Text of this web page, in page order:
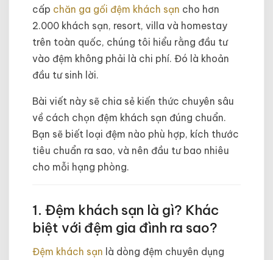
cấp chăn ga gối đệm khách sạn cho hơn
2.000 khách sạn, resort, villa và homestay
trên toàn quốc, chúng tôi hiểu rằng đầu tư
vào đệm không phải là chi phí. Đó là khoản
đầu tư sinh lời.
Bài viết này sẽ chia sẻ kiến thức chuyên sâu
về cách chọn đệm khách sạn đúng chuẩn.
Bạn sẽ biết loại đệm nào phù hợp, kích thước
tiêu chuẩn ra sao, và nên đầu tư bao nhiêu
cho mỗi hạng phòng.
1. Đệm khách sạn là gì? Khác
biệt với đệm gia đình ra sao?
Đệm khách sạn là dòng đệm chuyên dụng